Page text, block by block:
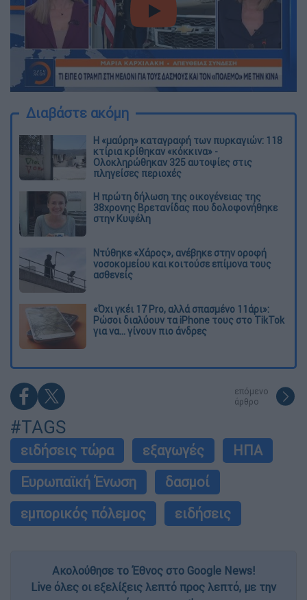
video
Διαβάστε ακόμη
Η «μαύρη» καταγραφή των πυρκαγιών: 118
κτίρια κρίθηκαν «κόκκινα» -
Ολοκληρώθηκαν 325 αυτοψίες στις
πληγείσες περιοχές
Η πρώτη δήλωση της οικογένειας της
38χρονης Βρετανίδας που δολοφονήθηκε
στην Κυψέλη
Ντύθηκε «Χάρος», ανέβηκε στην οροφή
νοσοκομείου και κοιτούσε επίμονα τους
ασθενείς
«Όχι γκέι 17 Pro, αλλά σπασμένο 11άρι»:
Ρώσοι διαλύουν τα iPhone τους στο TikTok
για να... γίνουν πιο άνδρες
επόμενο
άρθρο
#TAGS
ειδήσεις τώρα εξαγωγές
ΗΠΑ
Ευρωπαϊκή Ένωση
δασμοί
εμπορικός πόλεμος
ειδήσεις
Ακολούθησε το Έθνος στο Google News!
Live όλες οι εξελίξεις λεπτό προς λεπτό, με την